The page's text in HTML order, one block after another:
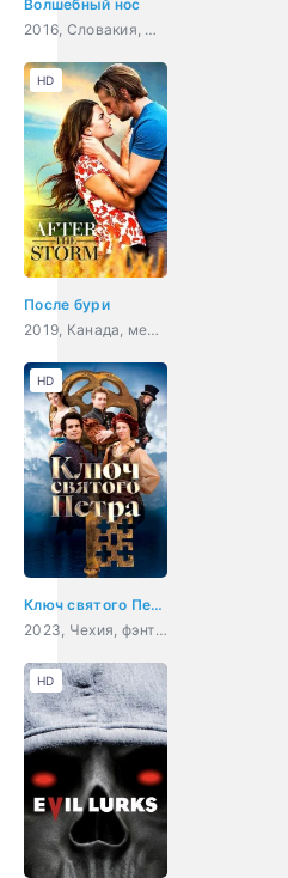
Волшебный нос
2016, Словакия, Чехия, фэнтези, мелодрама, комедия, семейный
После бури
2019, Канада, мелодрама
HD
Ключ святого Петра
2023, Чехия, фэнтези, комедия, семейный
HD
HD